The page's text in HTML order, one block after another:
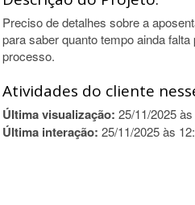
Preciso de detalhes sobre a
para saber quanto tempo ainda
processo.
Atividades do cliente
Última visualização: 25/11/2025
Última interação: 25/11/2025 às